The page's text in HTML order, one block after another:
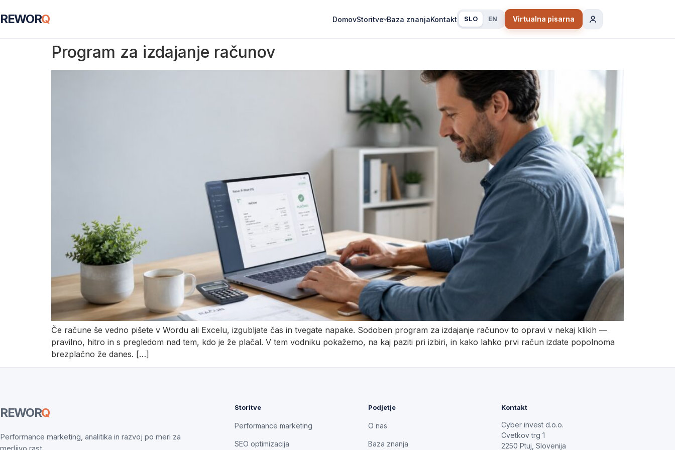
REWORQ DomovStoritve Baza znanjaKontakt SLO EN Virtualna pisarna
Program za izdajanje računov
Če račune še vedno pišete v Wordu ali Excelu, izgubljate čas in tvegate napake. Sodoben program za izdajanje računov to opravi v nekaj klikih —
pravilno, hitro in s pregledom nad tem, kdo je že plačal. V tem vodniku pokažemo, na kaj paziti pri izbiri, in kako lahko prvi račun izdate popolnoma
brezplačno že danes. […]
REWORQ
Performance marketing, analitika in razvoj po meri za
Storitve
Performance marketing
SEO optimizacija
Podjetje
O nas
Baza znanja
Kontakt
Cyber invest d.o.o.
Cvetkov trg 1
2250 Ptuj, Slovenija